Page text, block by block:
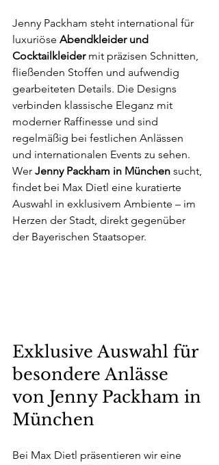
Jenny Packham steht international für
luxuriöse Abendkleider und
Cocktailkleider mit präzisen Schnitten,
fließenden Stoffen und aufwendig
gearbeiteten Details. Die Designs
verbinden klassische Eleganz mit
moderner Raffinesse und sind
regelmäßig bei festlichen Anlässen
und internationalen Events zu sehen.
Wer Jenny Packham in München sucht,
findet bei Max Dietl eine kuratierte
Auswahl in exklusivem Ambiente – im
Herzen der Stadt, direkt gegenüber
der Bayerischen Staatsoper.
Exklusive Auswahl für
besondere Anlässe
von Jenny Packham in
München
Bei Max Dietl präsentieren wir eine